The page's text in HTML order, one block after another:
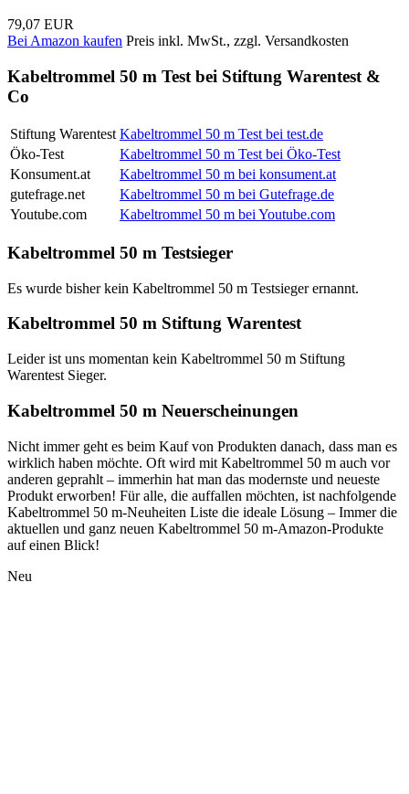
79,07 EUR
Bei Amazon kaufen Preis inkl. MwSt., zzgl. Versandkosten
Kabeltrommel 50 m Test bei Stiftung Warentest &
Co
Stiftung Warentest Kabeltrommel 50 m Test bei test.de
Öko-Test
Kabeltrommel 50 m Test bei Öko-Test
Konsument.at
Kabeltrommel 50 m bei konsument.at
gutefrage.net
Kabeltrommel 50 m bei Gutefrage.de
Youtube.com
Kabeltrommel 50 m bei Youtube.com
Kabeltrommel 50 m Testsieger
Es wurde bisher kein Kabeltrommel 50 m Testsieger ernannt.
Kabeltrommel 50 m Stiftung Warentest
Leider ist uns momentan kein Kabeltrommel 50 m Stiftung
Warentest Sieger.
Kabeltrommel 50 m Neuerscheinungen
Nicht immer geht es beim Kauf von Produkten danach, dass man es
wirklich haben möchte. Oft wird mit Kabeltrommel 50 m auch vor
anderen geprahlt – immerhin hat man das modernste und neueste
Produkt erworben! Für alle, die auffallen möchten, ist nachfolgende
Kabeltrommel 50 m-Neuheiten Liste die ideale Lösung – Immer die
aktuellen und ganz neuen Kabeltrommel 50 m-Amazon-Produkte
auf einen Blick!
Neu